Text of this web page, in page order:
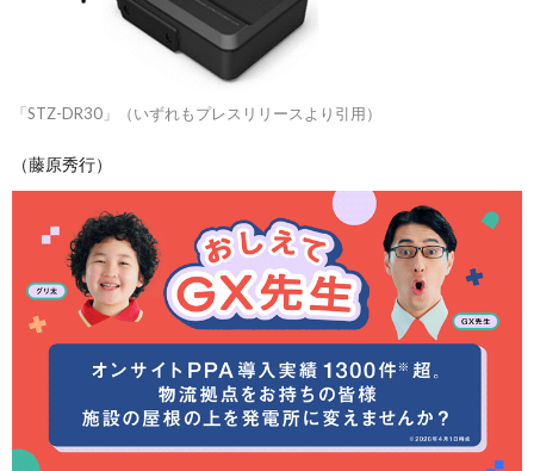
「STZ-DR30」（いずれもプレスリリースより引用）
（藤原秀行）